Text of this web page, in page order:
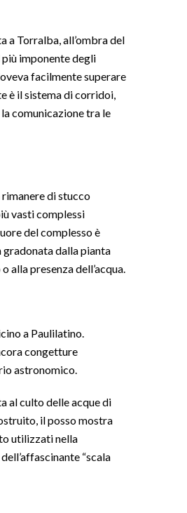
a Torralba, all’ombra del
imponente degli
facilmente superare
è il sistema di corridoi,
comunicazione tra le
rimanere di stucco
vasti complessi
del complesso è
dalla pianta
alla presenza dell’acqua.
a Paulilatino.
congetture
astronomico.
al culto delle acque di
il posso mostra
utilizzati nella
“scala